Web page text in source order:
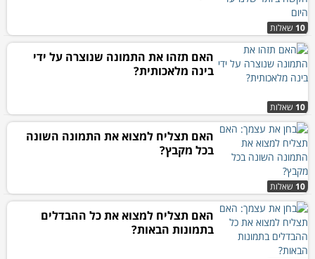
10 שאלות
10 שאלות
האם תזהו את התמונה שנוצרה על ידי
בינה מלאכותית?
10 שאלות
האם תצליח למצוא את התמונה השונה
בכל מקבץ?
האם תצליח למצוא את כל ההבדלים
בתמונות הבאות?